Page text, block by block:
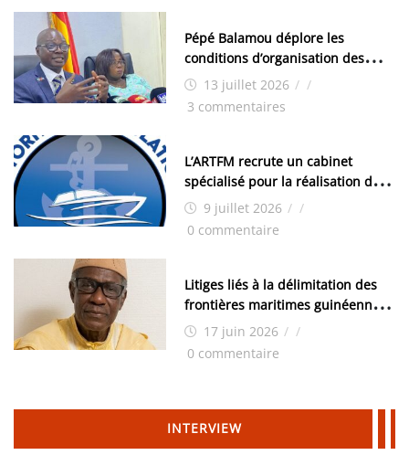
Pépé Balamou déplore les
conditions d’organisation des
examens nationaux : « Si ce sont
les élections, on trouve tous les
13 juillet 2026 / /
3 commentaires
L’ARTFM recrute un cabinet
spécialisé pour la réalisation des
études techniques
9 juillet 2026 / /
0 commentaire
Litiges liés à la délimitation des
frontières maritimes guinéennes:
Idrissa Chérif écrit au ministre
des Hydrocarbures
17 juin 2026 / /
0 commentaire
INTERVIEW